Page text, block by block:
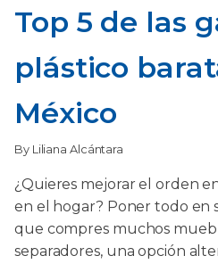
Top 5 de las
plástico
México
By Liliana Alcántara
¿Quieres mejorar el orden
en el hogar? Poner todo en
que compres muchos
separadores, una opción